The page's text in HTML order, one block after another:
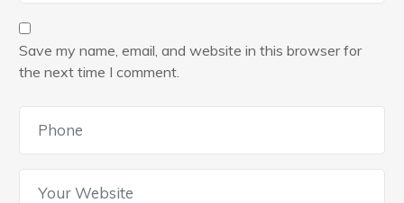
Save my name, email, and website in this browser for
the next time I comment.